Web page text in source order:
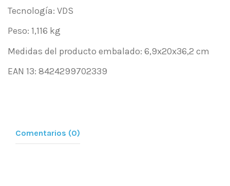
Tecnología: VDS
Peso: 1,116 kg
Medidas del producto embalado: 6,9x20x36,2 cm
EAN 13: 8424299702339
Comentarios (0)